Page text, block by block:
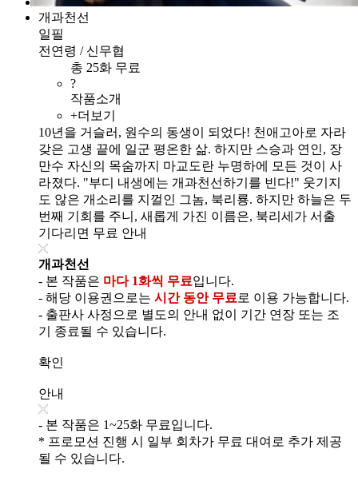
개과천선
일필
전연령 / 신무협
총 25화 무료
?
작품소개
+더보기
10년을 거슬러, 원수의 동생이 되었다! 천애고아로 자라
갖은 고생 끝에 일군 평온한 삶. 하지만 스승과 연인, 장
만수 자신의 목숨까지 마교도란 누명하에 모든 것이 사
라졌다. "부디 내생에는 개과천선하기를 빈다!" 웃기지
도 않은 개소리를 지껄인 그놈, 북리룡. 하지만 하늘은 두
번째 기회를 주니, 새롭게 가진 이름은, 북리세가 서출
기다리면 무료 안내
개과천선
- 본 작품은 마다 1화씩 무료입니다.
- 해당 이용권으로는 시간 동안 무료 로 이용 가능합니다.
- 출판사 사정으로 별도의 안내 없이 기간 연장 또는 조
기 종료될 수 있습니다.
확인
안내
- 본 작품은 1~25화 무료입니다.
* 프로모션 진행 시 일부 회차가 무료 대여로 추가 제공
될 수 있습니다.